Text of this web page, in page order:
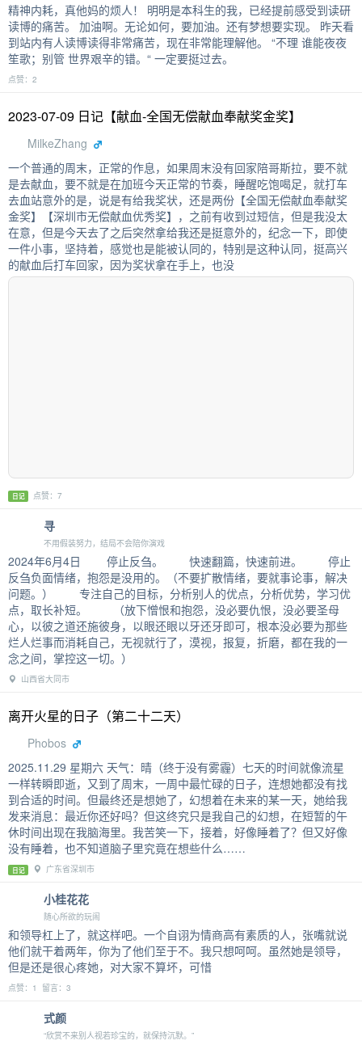
精神内耗，真他妈的烦人！ 明明是本科生的我，已经提前感受到读研
读博的痛苦。 加油啊。无论如何，要加油。还有梦想要实现。 昨天看
到站内有人读博读得非常痛苦，现在非常能理解他。 “不理 谁能夜夜
笙歌；别管 世界艰辛的错。“ 一定要挺过去。
点赞：2
2023-07-09 日记【献血-全国无偿献血奉献奖金奖】
MilkeZhang
一个普通的周末，正常的作息，如果周末没有回家陪哥斯拉，要不就
是去献血，要不就是在加班今天正常的节奏，睡醒吃饱喝足，就打车
去血站意外的是，说是有给我奖状，还是两份【全国无偿献血奉献奖
金奖】【深圳市无偿献血优秀奖】，之前有收到过短信，但是我没太
在意，但是今天去了之后突然拿给我还是挺意外的，纪念一下，即使
一件小事，坚持着，感觉也是能被认同的，特别是这种认同，挺高兴
的献血后打车回家，因为奖状拿在手上，也没
日记 点赞：7
寻
不用假装努力，结局不会陪你演戏
2024年6月4日 停止反刍。 快速翻篇，快速前进。 停止
反刍负面情绪，抱怨是没用的。（不要扩散情绪，要就事论事，解决
问题。） 专注自己的目标，分析别人的优点，分析优势，学习优
点，取长补短。 （放下憎恨和抱怨，没必要仇恨，没必要圣母
心，以彼之道还施彼身，以眼还眼以牙还牙即可，根本没必要为那些
烂人烂事而消耗自己，无视就行了，漠视，报复，折磨，都在我的一
念之间，掌控这一切。）
山西省大同市
离开火星的日子（第二十二天）
Phobos
2025.11.29 星期六 天气：晴（终于没有雾霾）七天的时间就像流星
一样转瞬即逝，又到了周末，一周中最忙碌的日子，连想她都没有找
到合适的时间。但最终还是想她了，幻想着在未来的某一天，她给我
发来消息：最近你还好吗？但这终究只是我自己的幻想，在短暂的午
休时间出现在我脑海里。我苦笑一下，接着，好像睡着了？但又好像
没有睡着，也不知道脑子里究竟在想些什么……
日记 广东省深圳市
小桂花花
随心所欲的玩闹
和领导杠上了，就这样吧。一个自诩为情商高有素质的人，张嘴就说
他们就干着两年，你为了他们至于不。我只想呵呵。虽然她是领导，
但是还是很心疼她，对大家不算坏，可惜
点赞：1 留言：3
式颜
“欣赏不来别人视若珍宝的，就保持沉默。”